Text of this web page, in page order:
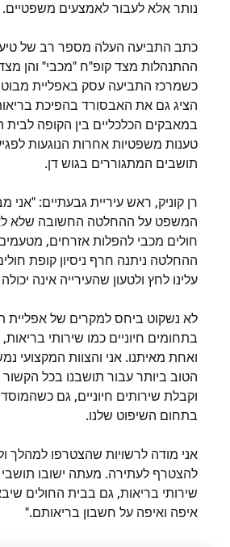
נותר אלא לעבור לאמצעים משפטיים.
כתב התביעה העלה מספר רב של
ההתנהלות מצד קופ"ח "מכבי" והן
כשמרכז התביעה עסק באפליית
הציג גם את האבסורד בהפיכת
במאבקים הכלכליים בין הקופה לבית
טענות משפטיות אחרות הנוגעות
תושבים המתגוררים בגוש דן.
רן קוניק, ראש עיריית גבעתיים: "אני
המשפט על ההחלטה החשובה שלא
חולים מכבי להפלות אזרחים,
ההחלטה ניתנה חרף ניסיון קופת
עלינו לחץ ולטעון שהעירייה אינה
לא נשקוט ביחס למקרים של אפליית
בתחומים חיוניים כמו שירותי
ואחת מאיתנו. אני והצוות המקצועי
הטוב ביותר עבור תושבנו בכל הקשור
וקבלת שירותים חיוניים, גם
בתחום השיפוט שלנו.
אני מודה לרשויות שהצטרפו למהלך
להצטרף לעתירה. מעתה ישובו תושבי
שירותי בריאות, גם בבית החולים
איפה ואיפה על חשבון בריאותם."